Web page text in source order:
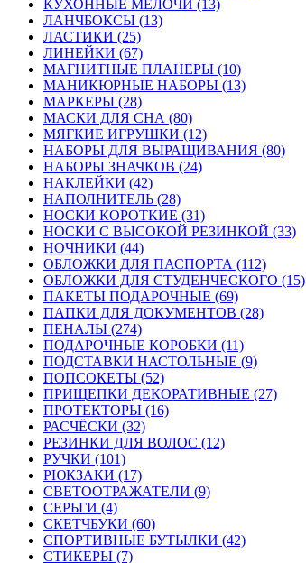
КУХОННЫЕ МЕЛОЧИ (13)
ЛАНЧБОКСЫ (13)
ЛАСТИКИ (25)
ЛИНЕЙКИ (67)
МАГНИТНЫЕ ПЛАНЕРЫ (10)
МАНИКЮРНЫЕ НАБОРЫ (13)
МАРКЕРЫ (28)
МАСКИ ДЛЯ СНА (80)
МЯГКИЕ ИГРУШКИ (12)
НАБОРЫ ДЛЯ ВЫРАЩИВАНИЯ (80)
НАБОРЫ ЗНАЧКОВ (24)
НАКЛЕЙКИ (42)
НАПОЛНИТЕЛЬ (28)
НОСКИ КОРОТКИЕ (31)
НОСКИ С ВЫСОКОЙ РЕЗИНКОЙ (33)
НОЧНИКИ (44)
ОБЛОЖКИ ДЛЯ ПАСПОРТА (112)
ОБЛОЖКИ ДЛЯ СТУДЕНЧЕСКОГО (15)
ПАКЕТЫ ПОДАРОЧНЫЕ (69)
ПАПКИ ДЛЯ ДОКУМЕНТОВ (28)
ПЕНАЛЫ (274)
ПОДАРОЧНЫЕ КОРОБКИ (11)
ПОДСТАВКИ НАСТОЛЬНЫЕ (9)
ПОПСОКЕТЫ (52)
ПРИЩЕПКИ ДЕКОРАТИВНЫЕ (27)
ПРОТЕКТОРЫ (16)
РАСЧЁСКИ (32)
РЕЗИНКИ ДЛЯ ВОЛОС (12)
РУЧКИ (101)
РЮКЗАКИ (17)
СВЕТООТРАЖАТЕЛИ (9)
СЕРЬГИ (4)
СКЕТЧБУКИ (60)
СПОРТИВНЫЕ БУТЫЛКИ (42)
СТИКЕРЫ (7)